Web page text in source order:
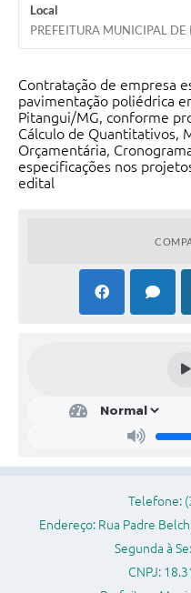
Secretarias
Projetos
Contas Públicas
A Prefeitura
Agenda
Local
PREFEITURA MUNICIPAL DE
Contratação de empresa
pavimentação poliédrica
Pitangui/MG, conforme
Cálculo de Quantitativos,
Orçamentária,
especificações nos
edital
Telefone:
Endereço: Rua Padre
Segunda à
CNPJ: